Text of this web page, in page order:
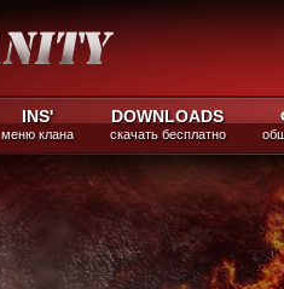
INS'
меню клана
DOWNLOADS
скачать бесплатно